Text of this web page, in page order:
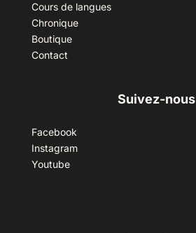
Cours de langues
Chronique
Boutique
Contact
Suivez-nous
Facebook
Instagram
Youtube